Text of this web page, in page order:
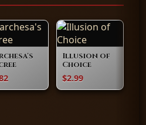
Illusion of
Choice
$2.99